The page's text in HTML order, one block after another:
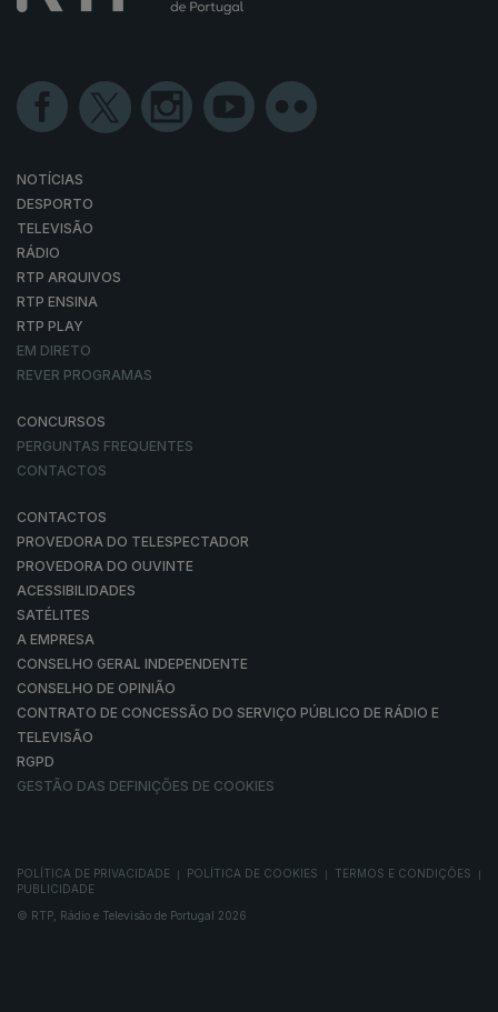
NOTÍCIAS
DESPORTO
TELEVISÃO
RÁDIO
RTP ARQUIVOS
RTP ENSINA
RTP PLAY
EM DIRETO
REVER PROGRAMAS
CONCURSOS
PERGUNTAS FREQUENTES
CONTACTOS
CONTACTOS
PROVEDORA DO TELESPECTADOR
PROVEDORA DO OUVINTE
ACESSIBILIDADES
SATÉLITES
A EMPRESA
CONSELHO GERAL INDEPENDENTE
CONSELHO DE OPINIÃO
CONTRATO DE CONCESSÃO DO SERVIÇO PÚBLICO DE RÁDIO E
TELEVISÃO
RGPD
GESTÃO DAS DEFINIÇÕES DE COOKIES
POLÍTICA DE PRIVACIDADE POLÍTICA DE COOKIES TERMOS E CONDIÇÕES
PUBLICIDADE
© RTP, Rádio e Televisão de Portugal 2026